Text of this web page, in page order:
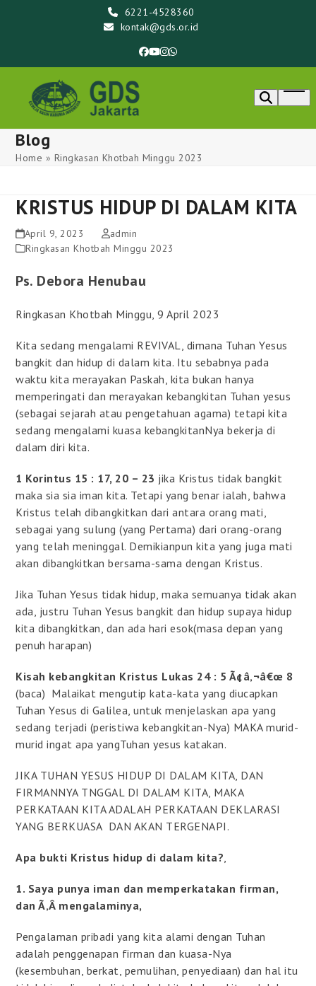
6221-4528360
kontak@gds.or.id
Facebook
YouTube
Instagram
Whatsapp
Blog
Home » Ringkasan Khotbah Minggu 2023
KRISTUS HIDUP DI DALAM KITA
April 9, 2023
admin
Ringkasan Khotbah Minggu 2023
Ps. Debora Henubau
Ringkasan Khotbah Minggu, 9 April 2023
Kita sedang mengalami REVIVAL, dimana Tuhan Yesus
bangkit dan hidup di dalam kita. Itu sebabnya pada
waktu kita merayakan Paskah, kita bukan hanya
memperingati dan merayakan kebangkitan Tuhan yesus
(sebagai sejarah atau pengetahuan agama) tetapi kita
sedang mengalami kuasa kebangkitanNya bekerja di
dalam diri kita.
1 Korintus 15 : 17, 20 – 23 jika Kristus tidak bangkit
maka sia sia iman kita. Tetapi yang benar ialah, bahwa
Kristus telah dibangkitkan dari antara orang mati,
sebagai yang sulung (yang Pertama) dari orang-orang
yang telah meninggal. Demikianpun kita yang juga mati
akan dibangkitkan bersama-sama dengan Kristus.
Jika Tuhan Yesus tidak hidup, maka semuanya tidak akan
ada, justru Tuhan Yesus bangkit dan hidup supaya hidup
kita dibangkitkan, dan ada hari esok(masa depan yang
penuh harapan)
Kisah kebangkitan Kristus Lukas 24 : 5 Ã¢â‚¬â€œ 8
(baca) Malaikat mengutip kata-kata yang diucapkan
Tuhan Yesus di Galilea, untuk menjelaskan apa yang
sedang terjadi (peristiwa kebangkitan-Nya) MAKA murid-
murid ingat apa yangTuhan yesus katakan.
JIKA TUHAN YESUS HIDUP DI DALAM KITA, DAN
FIRMANNYA TNGGAL DI DALAM KITA, MAKA
PERKATAAN KITA ADALAH PERKATAAN DEKLARASI
YANG BERKUASA DAN AKAN TERGENAPI.
Apa bukti Kristus hidup di dalam kita?
1. Saya punya iman dan memperkatakan firman,
dan Ã‚Â mengalaminya,
Pengalaman pribadi yang kita alami dengan Tuhan
adalah penggenapan firman dan kuasa-Nya
(kesembuhan, berkat, pemulihan, penyediaan) dan hal itu